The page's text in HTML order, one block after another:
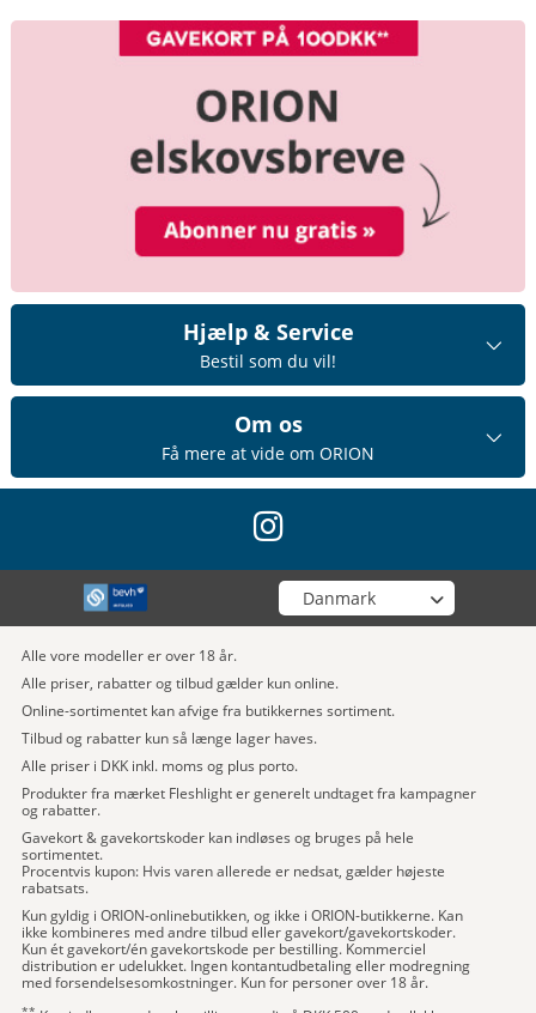
Hjælp & Service
Bestil som du vil!
Om os
Få mere at vide om ORION
instagram
Vælg din butik
Alle vore modeller er over 18 år.
Alle priser, rabatter og tilbud gælder kun online.
Online-sortimentet kan afvige fra butikkernes sortiment.
Tilbud og rabatter kun så længe lager haves.
Alle priser i DKK inkl. moms og plus porto.
Produkter fra mærket Fleshlight er generelt undtaget fra kampagner
og rabatter.
Gavekort & gavekortskoder kan indløses og bruges på hele
sortimentet.
Procentvis kupon: Hvis varen allerede er nedsat, gælder højeste
rabatsats.
Kun gyldig i ORION-onlinebutikken, og ikke i ORION-butikkerne. Kan
ikke kombineres med andre tilbud eller gavekort/gavekortskoder.
Kun ét gavekort/én gavekortskode per bestilling. Kommerciel
distribution er udelukket. Ingen kontantudbetaling eller modregning
med forsendelsesomkostninger. Kun for personer over 18 år.